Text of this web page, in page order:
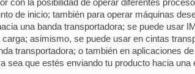
con la posibilidad de operar diferentes
de inicio; también para operar máquinas
una banda transportadora; se puede usar
asimismo, se puede usar en cintas
transportadora; o también en aplicaciones
que estés enviando tu producto hacia